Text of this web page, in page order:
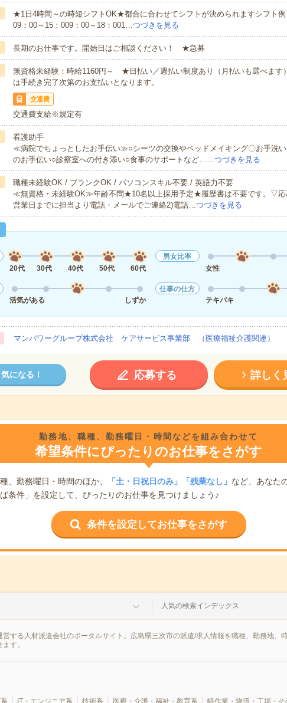
★1日4時間～の時短シフトOK★都合に合わせてシフトが決められますシフト例
09：00～15：009：00～18：001…つづきを見る
長期のお仕事です。開始日はご相談ください！ ★急募
無資格未経験：時給1160円～ ★日払い／週払い制度あり（月払いも選べます
は手続き完了次第のお支払いとなります。
交通費
交通費支給※規定有
看護助手
≪病院でちょっとしたお手伝い≫○シーツの交換やベッドメイキング〇お手洗
のお手伝い○診察室への付き添い○食事のサポートなど……つづきを見る
職種未経験OK / ブランクOK / パソコンスキル不要 / 英語力不要
≪無資格・未経験OK≫年齢不問★10名以上採用予定★履歴書は不要です。▽応
営業日までに担当より電話・メールでご連絡2)電話…つづきを見る
20代
30代 40代 50代 60代
男女比率
女性
活気がある
しずか
仕事の仕方
テキパキ
マンパワーグループ株式会社 ケアサービス事業部 （医療福祉介護関連）
気になる！ 応募する 詳しく
勤務地、職種、勤務曜日・時間などを組み合わせて
希望条件にぴったりのお仕事をさがす
、勤務曜日・時間のほか、 「土・日祝日のみ」「残業なし」 など、あなた
条件」を設定して、ぴったりのお仕事を見つけましょう♪
条件を設定してお仕事をさがす
人気の検索インデックス
する人材派遣会社のポータルサイト。広島県三次市の派遣/求人情報を職種、勤務地、
す。
IT・エンジニア系 技術系 医療・介護・福祉・教育系 軽作業・物流・工場・そ